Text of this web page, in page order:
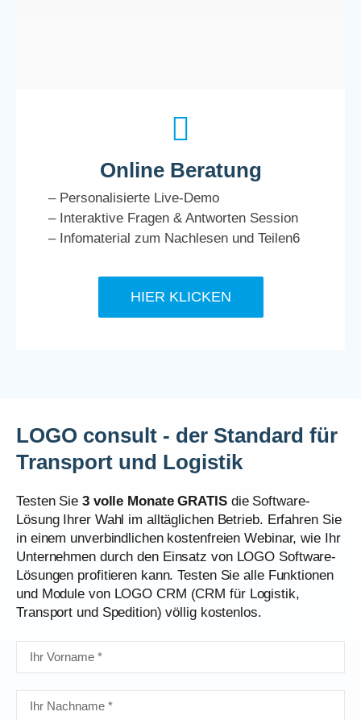
Online Beratung
– Personalisierte Live-Demo
– Interaktive Fragen & Antworten Session
– Infomaterial zum Nachlesen und Teilen6
HIER KLICKEN
LOGO consult - der Standard für
Transport und Logistik
Testen Sie 3 volle Monate GRATISdie Software-
Lösung Ihrer Wahl im alltäglichen Betrieb. Erfahren Sie
in einem unverbindlichen kostenfreien Webinar, wie Ihr
Unternehmen durch den Einsatz von LOGO Software-
Lösungen profitieren kann. Testen Sie alle Funktionen
und Module von LOGO CRM (CRM für Logistik,
Transport und Spedition) völlig kostenlos.